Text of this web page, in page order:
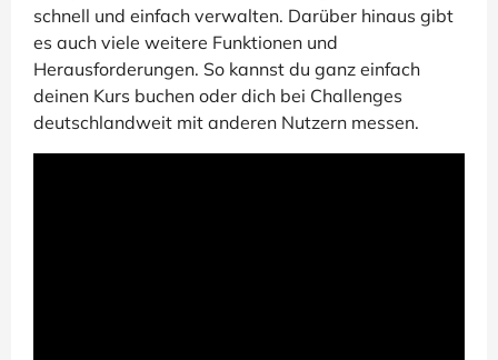
schnell und einfach verwalten. Darüber hinaus gibt
es auch viele weitere Funktionen und
Herausforderungen. So kannst du ganz einfach
deinen Kurs buchen oder dich bei Challenges
deutschlandweit mit anderen Nutzern messen.